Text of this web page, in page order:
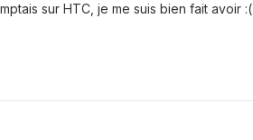
sur HTC, je me suis bien fait avoir :(